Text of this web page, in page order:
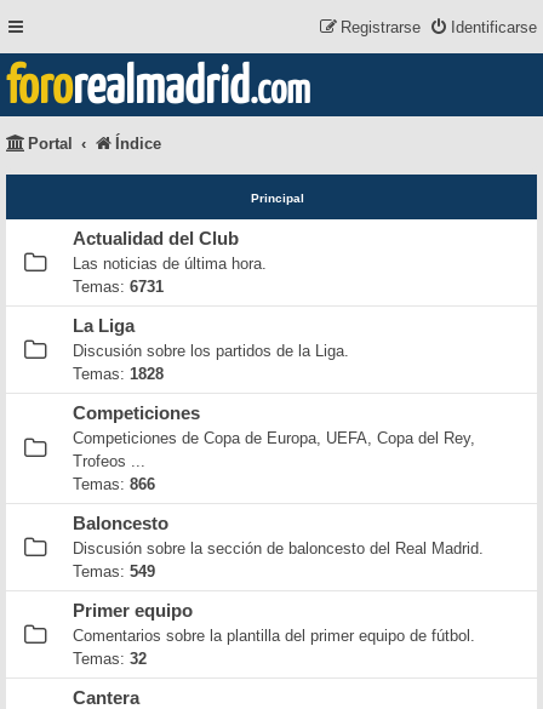
Identificarse
Registrarse
fororealmadrid.com
Portal Índice
Principal
Actualidad del Club
Las noticias de última hora.
Temas: 6731
La Liga
Discusión sobre los partidos de la Liga.
Temas: 1828
Competiciones
Competiciones de Copa de Europa, UEFA, Copa del Rey,
Trofeos ...
Temas: 866
Baloncesto
Discusión sobre la sección de baloncesto del Real Madrid.
Temas: 549
Primer equipo
Comentarios sobre la plantilla del primer equipo de fútbol.
Temas: 32
Cantera